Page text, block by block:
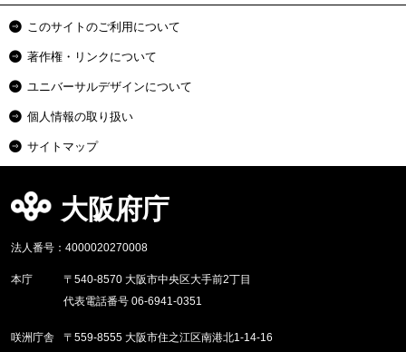
このサイトのご利用について
著作権・リンクについて
ユニバーサルデザインについて
個人情報の取り扱い
サイトマップ
大阪府庁
法人番号：4000020270008
本庁
〒540-8570 大阪市中央区大手前2丁目
代表電話番号 06-6941-0351
咲洲庁舎 〒559-8555 大阪市住之江区南港北1-14-16